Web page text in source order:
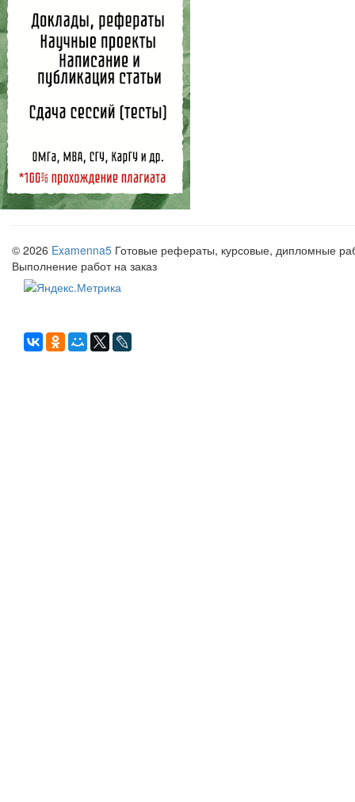
© 2026 Examenna5 Готовые рефераты, курсовые, дипломные
Выполнение работ на заказ